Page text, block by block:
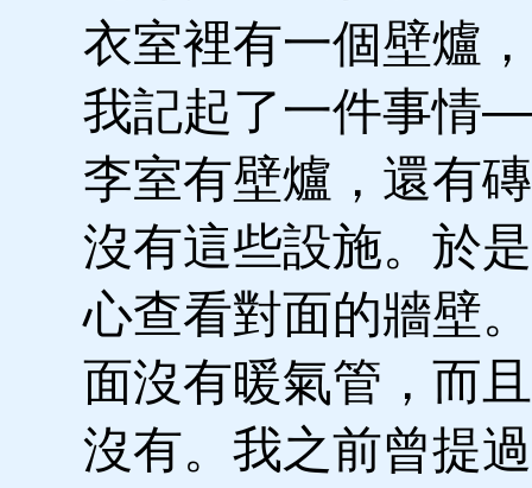
衣室裡有一個壁爐
我記起了一件事情
李室有壁爐，還有
沒有這些設施。於
心查看對面的牆壁
面沒有暖氣管，而
沒有。我之前曾提